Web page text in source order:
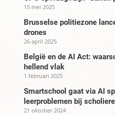
15 mei 2025
Brusselse politiezone
drones
26 april 2025
België en de AI Act:
hellend vlak
1 februari 2025
Smartschool gaat via AI
leerproblemen bij
21 oktober 2024